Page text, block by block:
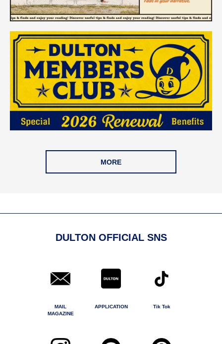
MORE
DULTON OFFICIAL SNS
MAIL
MAGAZINE
APPLICATION Tik Tok